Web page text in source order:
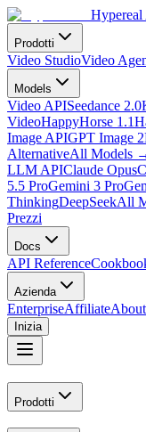
Prodotti
Video StudioVideo
Models
Video APISeedance 2.0
VideoHappyHorse 1.1
Image APIGPT Image 2
AlternativeAll Models
LLM APIClaude Opus
5.5 ProGemini 3 Pro
ThinkingDeepSeekAll
Prezzi
Docs
API Reference
Azienda
EnterpriseAffiliateAbout
Inizia
Prodotti